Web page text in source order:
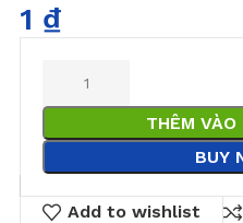
1 ₫
THÊM VÀO
BUY
Add to wishlist